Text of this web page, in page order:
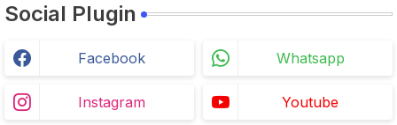
Social Plugin
Facebook Whatsapp
Instagram Youtube